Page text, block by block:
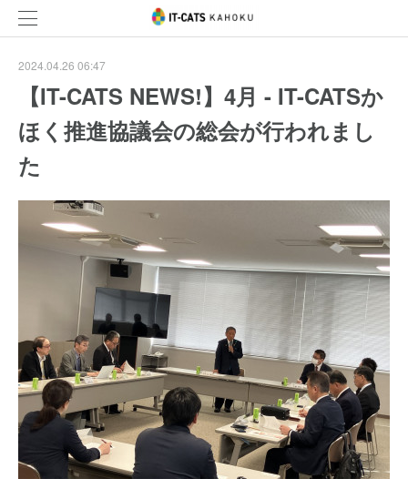
2024.04.26 06:47
【IT-CATS NEWS!】4月 - IT-CATSか
ほく推進協議会の総会が行われまし
た